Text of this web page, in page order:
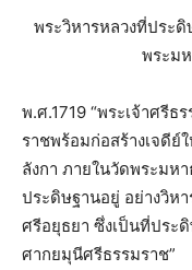
พระวิหารหลวง​ที่​ประ
พระม
พ.ศ.1719 “พระเจ้าศรีธ
ราช​พร้อมก่อสร้าง​เจดี
ลังกา​ ภายในวัดพระมห
ประดิษฐาน​อยู่​ อย่าง​วิห
ศรีอยุธยา​ ซึ่งเป็นที่ประ
ศากยมุนีศรีธรรมราช”